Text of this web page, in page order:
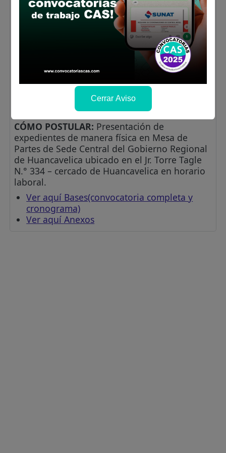
Experiencia específica en el puesto o
cargo(precisando este): 06 MESES
Cursos y/o programas de especialización:
Curso en materia Archivística (24 horas
Lugar de labores:Gobierno Regional de
S/. 1,300.00 soles
Plazo para postular:El 11 de junio de 2026
CÓMO POSTULAR: Presentación de
expedientes de manera física en Mesa de
Partes de Sede Central del Gobierno Regional
de Huancavelica ubicado en el Jr. Torre Tagle
N.° 334 – cercado de Huancavelica en horario
laboral.
Ver aquí Bases(convocatoria completa y
cronograma)
Ver aquí Anexos
Cerrar Aviso